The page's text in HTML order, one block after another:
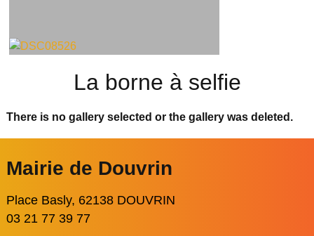
La borne à selfie
There is no gallery selected or the gallery was deleted.
Mairie de Douvrin
Place Basly, 62138 DOUVRIN
03 21 77 39 77